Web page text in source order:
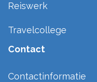
Reiswerk
Travelcollege
Contact
Contactinformatie